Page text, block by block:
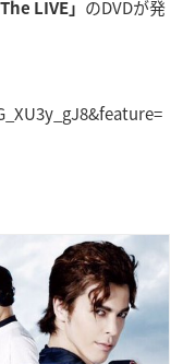
LIVE」 のDVDが発